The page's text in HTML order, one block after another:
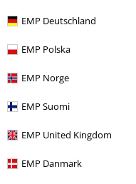
EMP Deutschland
EMP Polska
EMP Norge
EMP Suomi
EMP United Kingdom
EMP Danmark
Więcej kategorii.
Wyprzedaż %
Odzież & akcesoria
Wyprzedaż %
Kobiety Odzież Longsleeve
Wyprzedaż % Odzież